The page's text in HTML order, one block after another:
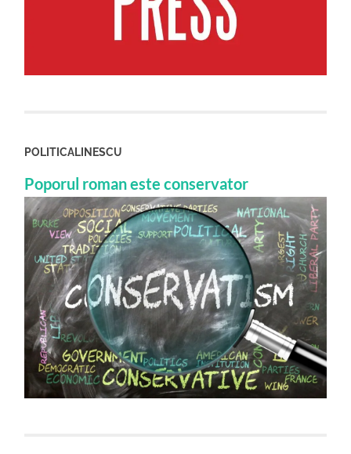
POLITICALINESCU
Poporul roman este conservator